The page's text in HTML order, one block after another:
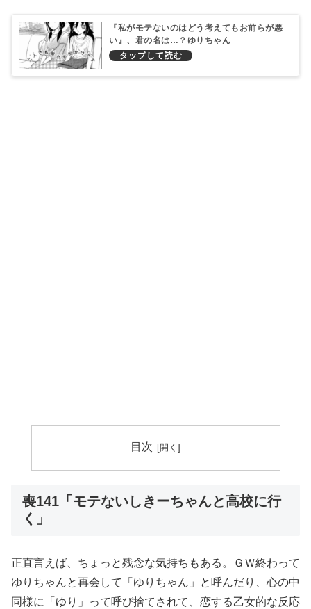
『私がモテないのはどう考えてもお前らが悪
い』、君の名は…？ゆりちゃん
目次
喪141「モテないしきーちゃんと高校に行
く」
正直言えば、ちょっと残念な気持ちもある。ＧＷ終わって
ゆりちゃんと再会して「ゆりちゃん」と呼んだり、心の中
同様に「ゆり」って呼び捨てされて、恋する乙女的な反応